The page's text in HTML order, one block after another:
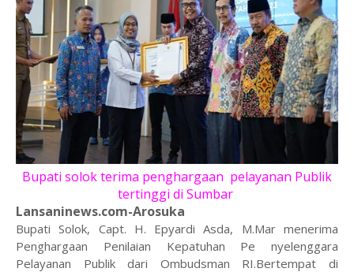
Bupati solok terima penghargaan pelayanan Publik
tertinggi di Sumbar
Lansaninews.com-Arosuka
Bupati Solok, Capt. H. Epyardi Asda, M.Mar menerima
Penghargaan Penilaian Kepatuhan Pe nyelenggara
Pelayanan Publik dari Ombudsman RI.Bertempat di